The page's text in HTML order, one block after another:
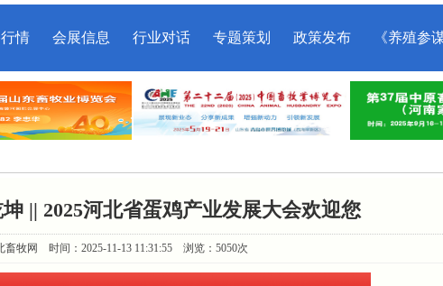
情 会展信息 行业对话 专题策划 政策发布 《养殖参
|| 2025河北省蛋鸡产业发展大会欢迎您
畜牧网 时间：2025-11-13 11:31:55 浏览：5050次